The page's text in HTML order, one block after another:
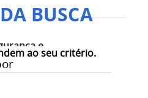
BUSCA
ao seu critério.
e